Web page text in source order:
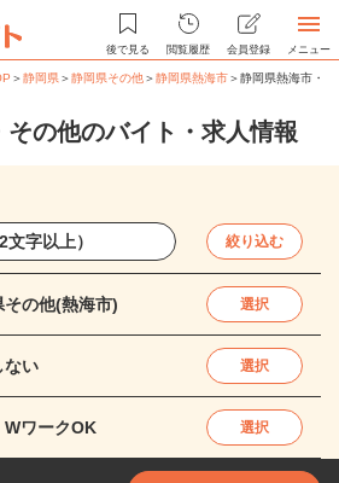
後で見る 閲覧履歴 会員登録 メニュー
＞静岡県＞静岡県その他＞静岡県熱海市＞静岡県熱海市・
の他のバイト・求人情報
絞り込む
その他(熱海市) 選択
ない 選択
WワークOK 選択